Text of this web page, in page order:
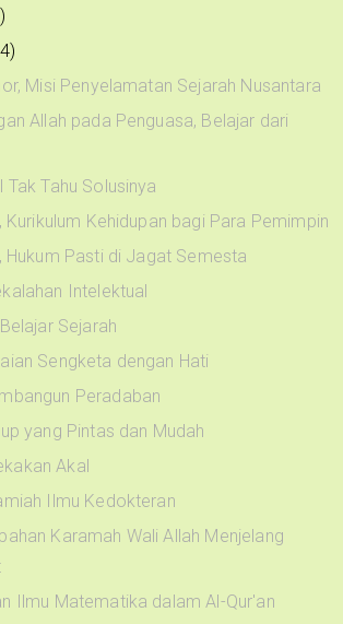
Misi Penyelamatan Sejarah Nusantara
Allah pada Penguasa, Belajar dari
Tak Tahu Solusinya
Kurikulum Kehidupan bagi Para Pemimpin
Hukum Pasti di Jagat Semesta
Intelektual
Sejarah
Sengketa dengan Hati
Peradaban
yang Pintas dan Mudah
Akal
Ilmu Kedokteran
Karamah Wali Allah Menjelang
Ilmu Matematika dalam Al-Qur'an